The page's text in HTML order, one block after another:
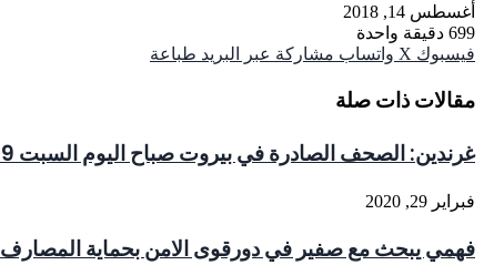
أغسطس 14, 2018
699 دقيقة واحدة
فيسبوك ‫X واتساب مشاركة عبر البريد طباعة
مقالات ذات صلة
غرندين: الصحف الصادرة في بيروت صباح اليوم السبت 29شباط 2020
فبراير 29, 2020
فهمي يبحث مع صفير في دورقوى الامن بحماية المصارف